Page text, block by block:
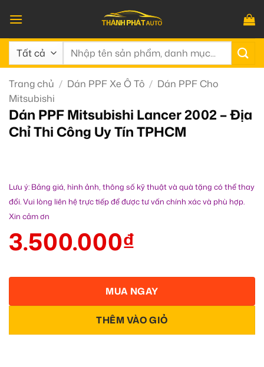
qua
nội
dung
Tìm
Trang chủ / Dán PPF Xe Ô Tô / Dán PPF Cho
Mitsubishi
Dán PPF Mitsubishi Lancer 2002 – Địa
Chỉ Thi Công Uy Tín TPHCM
Lưu ý: Bảng giá, hình ảnh, thông số kỹ thuật và quà tặng có thể thay
đổi. Vui lòng liên hệ trực tiếp để được tư vấn chính xác và phù hợp.
Xin cảm ơn
3.500.000₫
THÊM VÀO GIỎ
MUA NGAY